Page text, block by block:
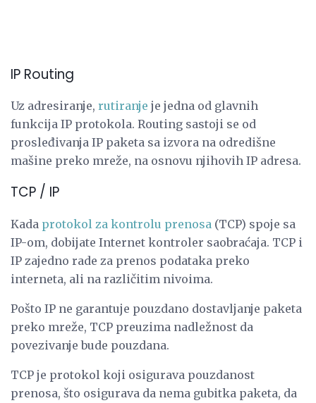
IP Routing
Uz adresiranje, rutiranje je jedna od glavnih
funkcija IP protokola. Routing sastoji se od
prosleđivanja IP paketa sa izvora na odredišne ​​
mašine preko mreže, na osnovu njihovih IP adresa.
TCP / IP
Kada protokol za kontrolu prenosa (TCP) spoje sa
IP-om, dobijate Internet kontroler saobraćaja. TCP i
IP zajedno rade za prenos podataka preko
interneta, ali na različitim nivoima.
Pošto IP ne garantuje pouzdano dostavljanje paketa
preko mreže, TCP preuzima nadležnost da
povezivanje bude pouzdana.
TCP je protokol koji osigurava pouzdanost
prenosa, što osigurava da nema gubitka paketa, da